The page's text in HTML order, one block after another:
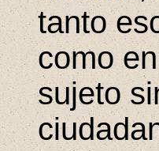
tanto
como
sujeto